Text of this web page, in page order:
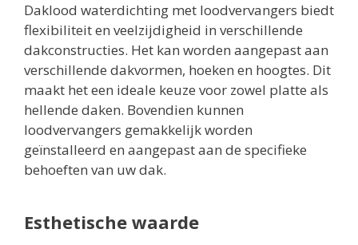
Daklood waterdichting met loodvervangers biedt
flexibiliteit en veelzijdigheid in verschillende
dakconstructies. Het kan worden aangepast aan
verschillende dakvormen, hoeken en hoogtes. Dit
maakt het een ideale keuze voor zowel platte als
hellende daken. Bovendien kunnen
loodvervangers gemakkelijk worden
geïnstalleerd en aangepast aan de specifieke
behoeften van uw dak.
Esthetische waarde